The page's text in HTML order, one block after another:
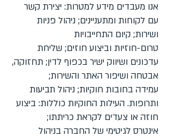
אנו מעבדים מידע למטרות: יצירת קשר
עם לקוחות ומתעניינים; ניהול פניות
ושירות; קיום התחייבויות
טרום-חוזיות וביצוע חוזים; שליחת
עדכונים ושיווק ישיר בכפוף לדין; תחזוקה,
אבטחה ושיפור האתר והשירות;
עמידה בחובות חוקיות; ניהול תביעות
ותרופות. העילות החוקיות כוללות: ביצוע
חוזה או צעדים לקראת כריתתו;
אינטרס לגיטימי של החברה בניהול